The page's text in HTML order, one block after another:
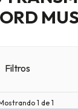
Filtros
1 de 1